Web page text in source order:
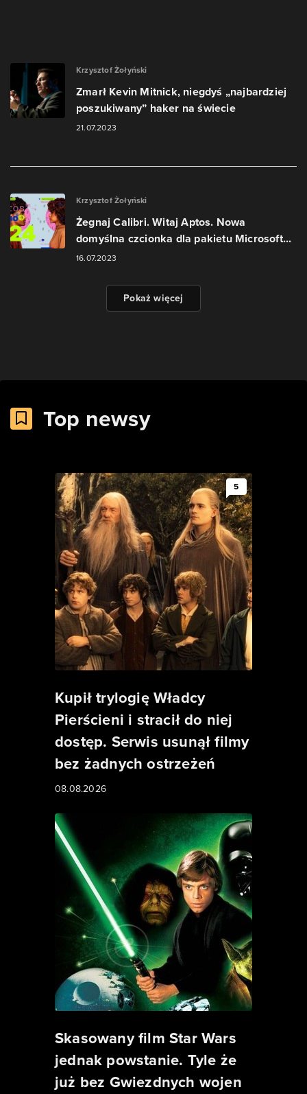
Krzysztof Żołyński
Zmarł Kevin Mitnick, niegdyś „najbardziej
poszukiwany” haker na świecie
21.07.2023
Krzysztof Żołyński
Żegnaj Calibri. Witaj Aptos. Nowa
domyślna czcionka dla pakietu Microsoft...
16.07.2023
Pokaż więcej
Top newsy
5
Kupił trylogię Władcy
Pierścieni i stracił do niej
dostęp. Serwis usunął filmy
bez żadnych ostrzeżeń
08.08.2026
Skasowany film Star Wars
jednak powstanie. Tyle że
już bez Gwiezdnych wojen